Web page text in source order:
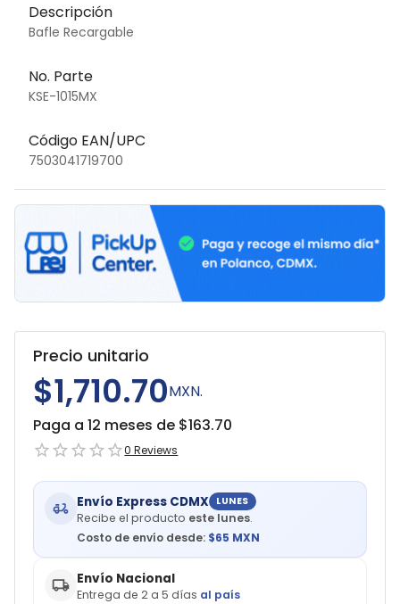
Descripción
Bafle Recargable
No. Parte
KSE-1015MX
Código EAN/UPC
7503041719700
Precio unitario
$1,710.70MXN.
Paga a 12 meses de $163.70
0 Reviews
Envío Express CDMX LUNES
Recibe el producto este lunes.
Costo de envío desde: $65 MXN
Envío Nacional
Entrega de 2 a 5 días al país